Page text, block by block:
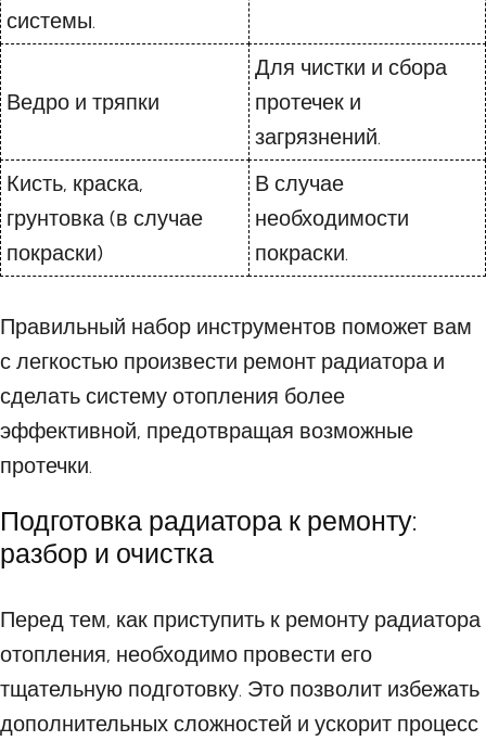
системы.
Ведро и тряпки
Для чистки и сбора
протечек и
загрязнений.
Кисть, краска,
грунтовка (в случае
покраски)
В случае
необходимости
покраски.
Правильный набор инструментов поможет вам
с легкостью произвести ремонт радиатора и
сделать систему отопления более
эффективной, предотвращая возможные
протечки.
Подготовка радиатора к ремонту:
разбор и очистка
Перед тем, как приступить к ремонту радиатора
отопления, необходимо провести его
тщательную подготовку. Это позволит избежать
дополнительных сложностей и ускорит процесс